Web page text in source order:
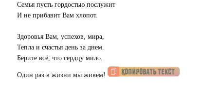
Семья пусть гордостью послужит
И не прибавит Вам хлопот.
Здоровья Вам, успехов, мира,
Тепла и счастья день за днем.
Берите всё, что сердцу мило.
Один раз в жизни мы живем!